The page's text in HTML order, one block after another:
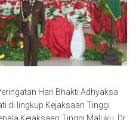
Hari Bhakti Adhyaksa
di lingkup Kejaksaan Tinggi
Kejaksaan Tinggi Maluku, Dr.